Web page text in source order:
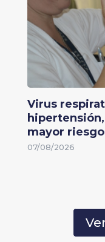
Virus
mayor
07/08/2026